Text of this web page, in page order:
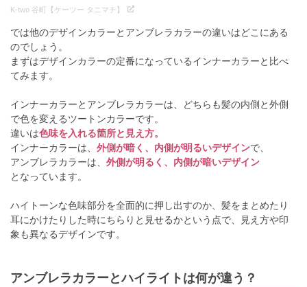
K-two 谷町【ケーツー タニマチ】
では他のデザインカラーとアンブレラカラーの違いはどこにある
のでしょう。
まずはデザインカラーの定番になっているインナーカラーと比べ
てみます。
インナーカラーとアンブレラカラーは、どちらも髪の内側と外側
で色を変えるツートンカラーです。
違いは色味を入れる箇所と見え方。
インナーカラーは、 外側が暗く、内側が明るいデザインで、
アンブレラカラーは、 外側が明るく、内側が暗いデザイン
となっています。
ハイトーンな色味部分を全面的に押し出すのか、髪をまとめたり
耳にかけたりした時にちらりと見せるかという点で、見え方や印
象も異なるデザインです。
アンブレラカラーとハイライトは何が違う？